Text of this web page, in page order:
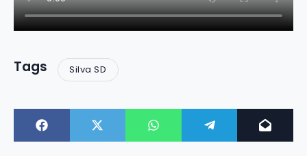
Tags Silva SD